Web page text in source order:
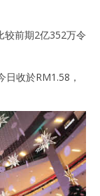
较前期2亿352万令
收於RM1.58，